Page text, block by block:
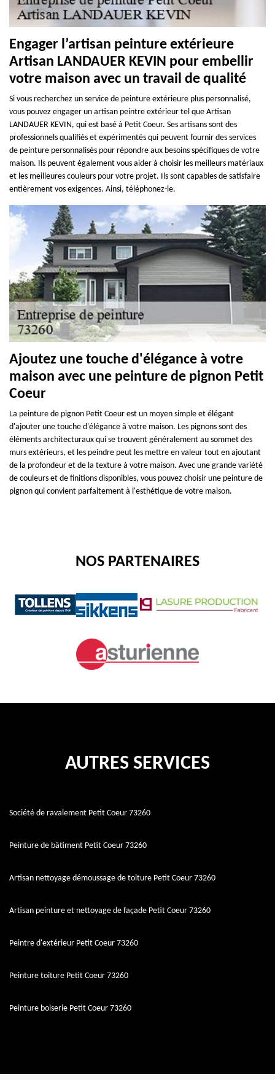
Engager l’artisan peinture extérieure
Artisan LANDAUER KEVIN pour embellir
votre maison avec un travail de qualité
Si vous recherchez un service de peinture extérieure plus personnalisé,
vous pouvez engager un artisan peintre extérieur tel que Artisan
LANDAUER KEVIN, qui est basé à Petit Coeur. Ses artisans sont des
professionnels qualifiés et expérimentés qui peuvent fournir des services
de peinture personnalisés pour répondre aux besoins spécifiques de votre
maison. Ils peuvent également vous aider à choisir les meilleurs matériaux
et les meilleures couleurs pour votre projet. Ils sont capables de satisfaire
entièrement vos exigences. Ainsi, téléphonez-le.
Ajoutez une touche d'élégance à votre
maison avec une peinture de pignon Petit
Coeur
La peinture de pignon Petit Coeur est un moyen simple et élégant
d'ajouter une touche d'élégance à votre maison. Les pignons sont des
éléments architecturaux qui se trouvent généralement au sommet des
murs extérieurs, et les peindre peut les mettre en valeur tout en ajoutant
de la profondeur et de la texture à votre maison. Avec une grande variété
de couleurs et de finitions disponibles, vous pouvez choisir une peinture de
pignon qui convient parfaitement à l'esthétique de votre maison.
NOS PARTENAIRES
AUTRES SERVICES
Société de ravalement Petit Coeur 73260
Peinture de bâtiment Petit Coeur 73260
Artisan nettoyage démoussage de toiture Petit Coeur 73260
Artisan peinture et nettoyage de façade Petit Coeur 73260
Peintre d'extérieur Petit Coeur 73260
Peinture toiture Petit Coeur 73260
Peinture boiserie Petit Coeur 73260